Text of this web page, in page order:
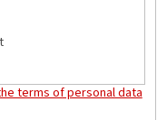
terms of personal data